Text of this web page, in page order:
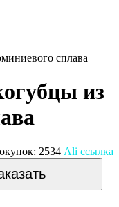
сплава
из
2534 Ali ссылка